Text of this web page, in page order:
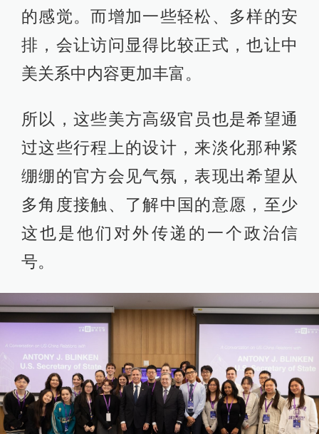
的感觉。而增加一些轻松、多样的安
排，会让访问显得比较正式，也让中
美关系中内容更加丰富。
所以，这些美方高级官员也是希望通
过这些行程上的设计，来淡化那种紧
绷绷的官方会见气氛，表现出希望从
多角度接触、了解中国的意愿，至少
这也是他们对外传递的一个政治信
号。